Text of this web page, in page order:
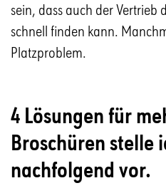
sein, dass auch der
schnell finden kann.
Platzproblem.
4 Lösungen für
Broschüren stelle
nachfolgend vor.